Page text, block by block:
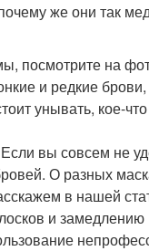
же они так
посмотрите на
и редкие брови,
унывать, кое-
вы совсем не
О разных
в нашей
и замедлению